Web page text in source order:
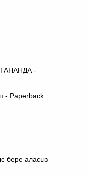
-
- Paperback
бере аласыз